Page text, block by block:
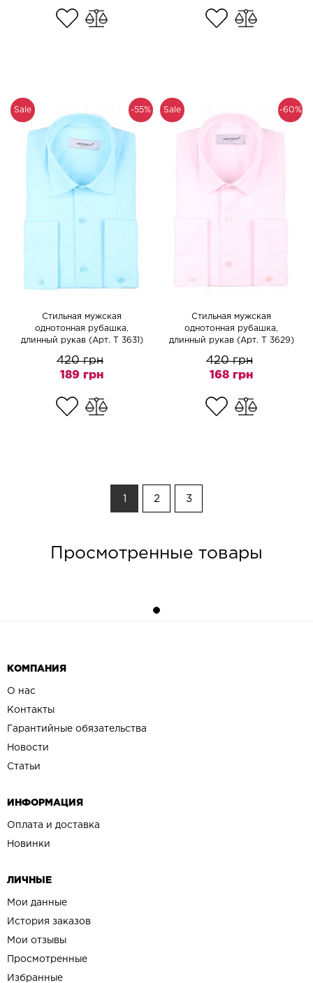
-55%
Sale
Cтильная мужская
однотонная рубашка,
длинный рукав (Арт. T 3631)
420 грн
189 грн
-60%
Sale
Cтильная мужская
однотонная рубашка,
длинный рукав (Арт. T 3629)
420 грн
168 грн
2 3
Просмотренные товары
КОМПАНИЯ
О нас
Контакты
Гарантийные обязательства
Новости
Статьи
ИНФОРМАЦИЯ
Оплата и доставка
Новинки
ЛИЧНЫЕ
Мои данные
История заказов
Мои отзывы
Просмотренные
Избранные